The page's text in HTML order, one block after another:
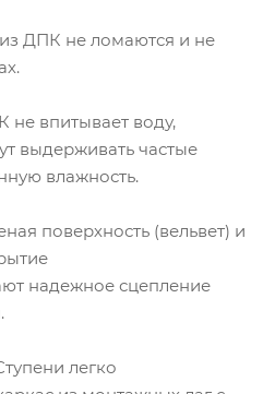
ДПК не ломаются и не
не впитывает воду,
выдерживать частые
влажность.
поверхность (вельвет) и
надежное сцепление
легко